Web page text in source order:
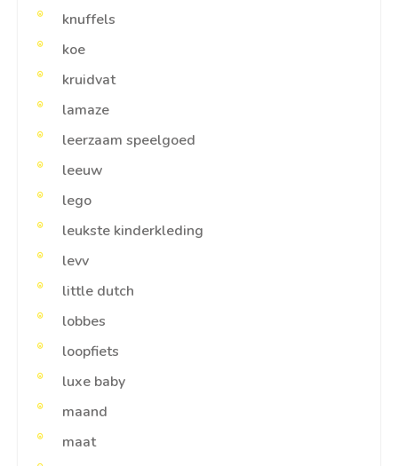
knuffels
koe
kruidvat
lamaze
leerzaam speelgoed
leeuw
lego
leukste kinderkleding
levv
little dutch
lobbes
loopfiets
luxe baby
maand
maat